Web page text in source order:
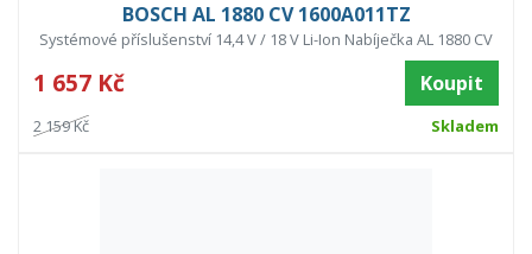
BOSCH AL 1880 CV 1600A011TZ
Systémové příslušenství 14,4 V / 18 V Li-Ion Nabíječka AL 1880 CV
1 657 Kč Koupit
2 159 Kč Skladem